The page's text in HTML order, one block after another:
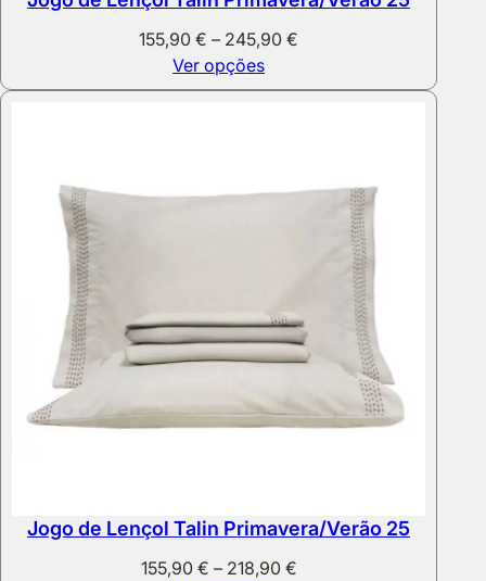
155,90€ – 245,90€
155,90 €
Ver opções
Jogo de Lençol Talin Primavera/Verão 25
155,90 € – 218,90 €Price